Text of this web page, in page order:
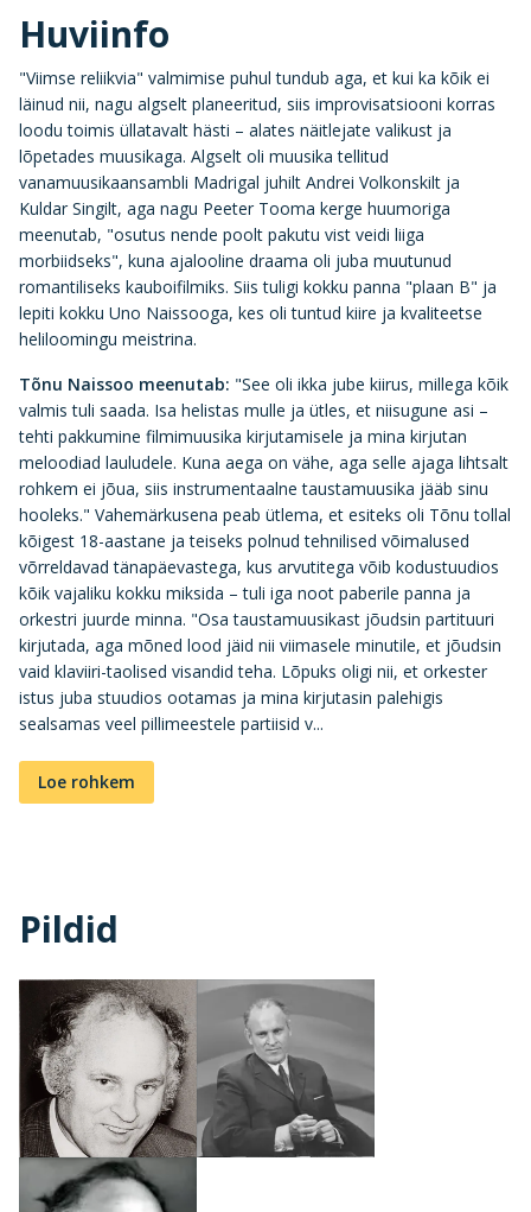
Huviinfo
"Viimse reliikvia" valmimise puhul tundub aga, et kui ka kõik ei
läinud nii, nagu algselt planeeritud, siis improvisatsiooni korras
loodu toimis üllatavalt hästi – alates näitlejate valikust ja
lõpetades muusikaga. Algselt oli muusika tellitud
vanamuusikaansambli Madrigal juhilt Andrei Volkonskilt ja
Kuldar Singilt, aga nagu Peeter Tooma kerge huumoriga
meenutab, "osutus nende poolt pakutu vist veidi liiga
morbiidseks", kuna ajalooline draama oli juba muutunud
romantiliseks kauboifilmiks. Siis tuligi kokku panna "plaan B" ja
lepiti kokku Uno Naissooga, kes oli tuntud kiire ja kvaliteetse
heliloomingu meistrina.
Tõnu Naissoo meenutab: "See oli ikka jube kiirus, millega kõik
valmis tuli saada. Isa helistas mulle ja ütles, et niisugune asi –
tehti pakkumine filmimuusika kirjutamisele ja mina kirjutan
meloodiad lauludele. Kuna aega on vähe, aga selle ajaga lihtsalt
rohkem ei jõua, siis instrumentaalne taustamuusika jääb sinu
hooleks." Vahemärkusena peab ütlema, et esiteks oli Tõnu tollal
kõigest 18-aastane ja teiseks polnud tehnilised võimalused
võrreldavad tänapäevastega, kus arvutitega võib kodustuudios
kõik vajaliku kokku miksida – tuli iga noot paberile panna ja
orkestri juurde minna. "Osa taustamuusikast jõudsin partituuri
kirjutada, aga mõned lood jäid nii viimasele minutile, et jõudsin
vaid klaviiri-taolised visandid teha. Lõpuks oligi nii, et orkester
istus juba stuudios ootamas ja mina kirjutasin palehigis
sealsamas veel pillimeestele partiisid v...
Loe rohkem
Pildid